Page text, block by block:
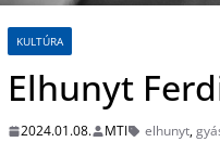
KULTÚRA
Elhunyt
2024.01.08. MTI elhunyt,